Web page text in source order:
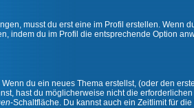
musst du erst eine im Profil erstellen. Wenn
indem du im Profil die entsprechende Option
du ein neues Thema erstellst, (oder den
hast du möglicherweise nicht die
-Schaltfläche. Du kannst auch ein Zeitlimit für